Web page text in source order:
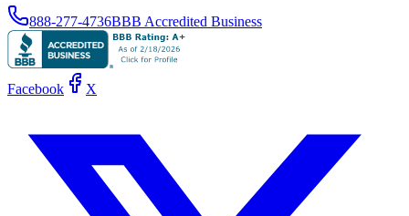
888-277-4736BBB Accredited Business
Facebook X